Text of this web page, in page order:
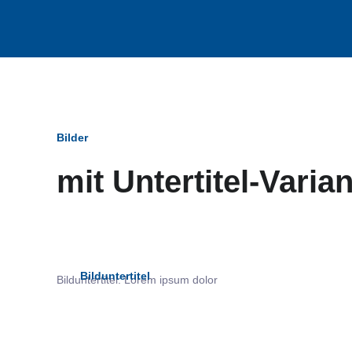
Bilder
mit Untertitel-
Bilduntertitel: Lorem ipsum dolor
Bilduntertitel